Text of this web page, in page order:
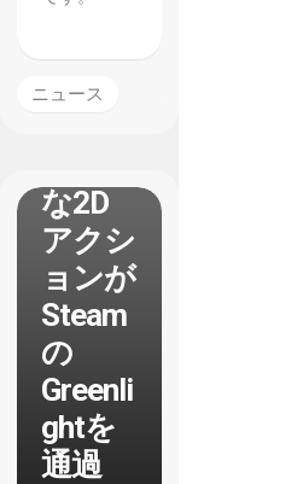
ニュース
発者の
「悪魔
城ドラ
な2D
アクシ
ョンが
Steam
の
Greenli
ghtを
通過